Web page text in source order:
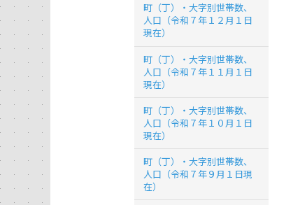
町（丁）・大字別世帯数、
人口（令和７年１２月１日
現在）
町（丁）・大字別世帯数、
人口（令和７年１１月１日
現在）
町（丁）・大字別世帯数、
人口（令和７年１０月１日
現在）
町（丁）・大字別世帯数、
人口（令和７年９月１日現
在）